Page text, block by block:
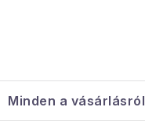
á
bMinden a vásárlásról